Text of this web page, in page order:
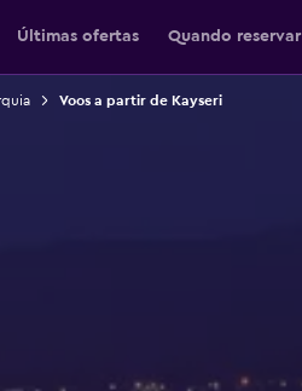
Últimas ofertas Quando reservar
Voos a partir de Kayseri